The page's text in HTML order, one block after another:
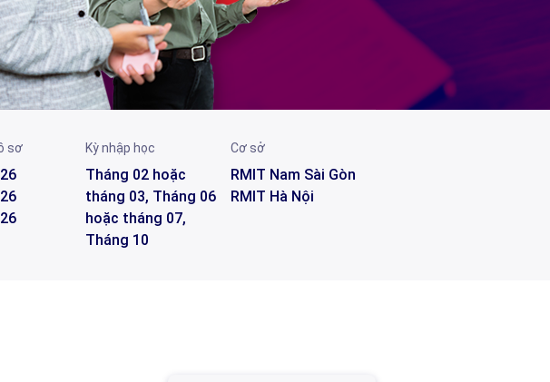
sơ Kỳ nhập học
Tháng 02 hoặc
tháng 03, Tháng 06
hoặc tháng 07,
Tháng 10
Cơ sở
RMIT Nam Sài Gòn
RMIT Hà Nội